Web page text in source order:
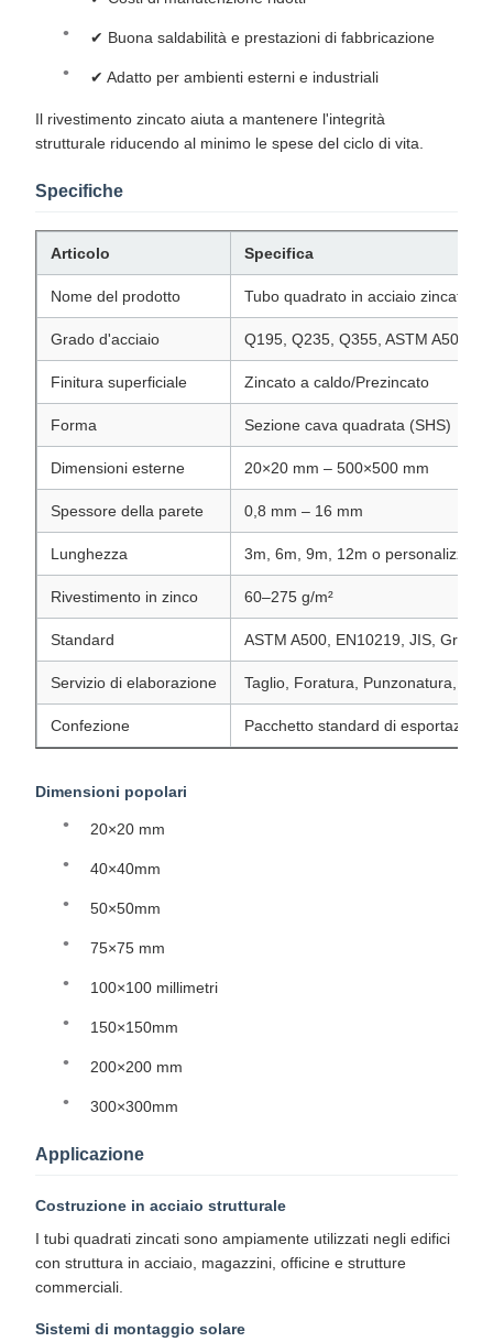
✔ Buona saldabilità e prestazioni di fabbricazione
✔ Adatto per ambienti esterni e industriali
Il rivestimento zincato aiuta a mantenere l'integrità
strutturale riducendo al minimo le spese del ciclo di vita.
Specifiche
Articolo Specifica
Nome del prodotto Tubo quadrato in acciaio zincato
Grado d'acciaio Q195, Q235, Q355, ASTM A500
Finitura superficiale Zincato a caldo/Prezincato
Forma Sezione cava quadrata (SHS)
Dimensioni esterne 20×20 mm – 500×500 mm
Spessore della parete 0,8 mm – 16 mm
Lunghezza 3m, 6m, 9m, 12m o personalizzato
Rivestimento in zinco 60–275 g/m²
Standard ASTM A500, EN10219, JIS, Gran
Servizio di elaborazione Taglio, Foratura, Punzonatura,
Confezione Pacchetto standard di
Dimensioni popolari
20×20 mm
40×40mm
50×50mm
75×75 mm
100×100 millimetri
150×150mm
200×200 mm
300×300mm
Applicazione
Costruzione in acciaio strutturale
I tubi quadrati zincati sono ampiamente utilizzati negli edifici
con struttura in acciaio, magazzini, officine e strutture
commerciali.
Sistemi di montaggio solare